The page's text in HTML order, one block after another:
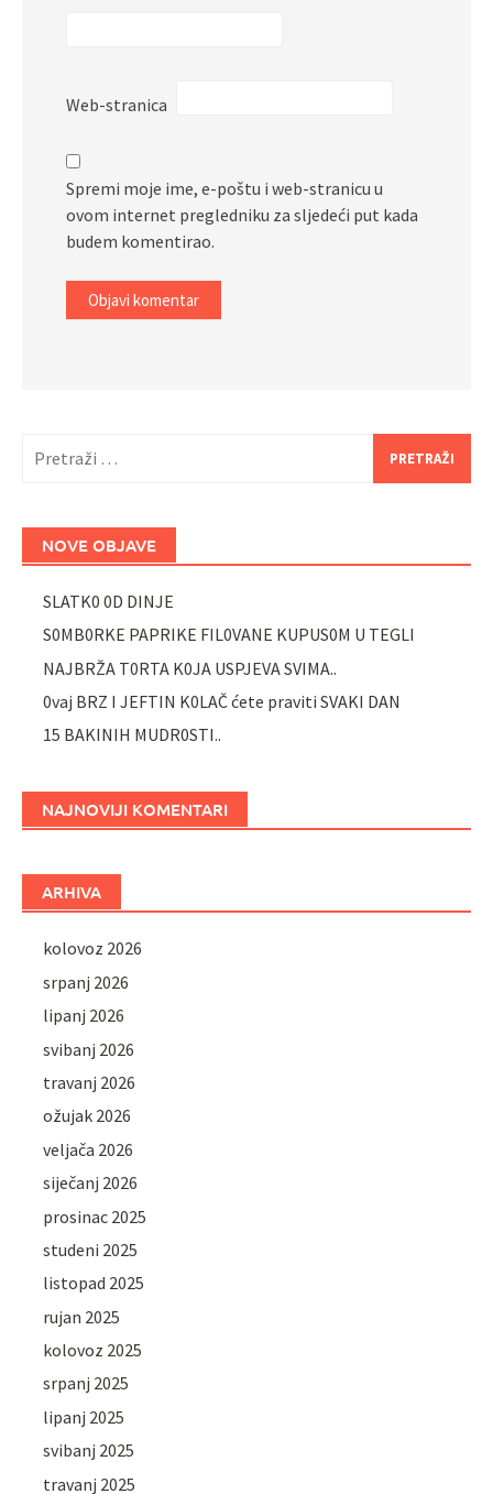
Web-stranica
Spremi moje ime, e-poštu i web-stranicu u
ovom internet pregledniku za sljedeći put kada
budem komentirao.
NOVE OBJAVE
SLATK0 0D DINJE
S0MB0RKE PAPRIKE FIL0VANE KUPUS0M U TEGLI
NAJBRŽA T0RTA K0JA USPJEVA SVIMA..
0vaj BRZ I JEFTIN K0LAČ ćete praviti SVAKI DAN
15 BAKINIH MUDR0STI..
NAJNOVIJI KOMENTARI
ARHIVA
kolovoz 2026
srpanj 2026
lipanj 2026
svibanj 2026
travanj 2026
ožujak 2026
veljača 2026
siječanj 2026
prosinac 2025
studeni 2025
listopad 2025
rujan 2025
kolovoz 2025
srpanj 2025
lipanj 2025
svibanj 2025
travanj 2025